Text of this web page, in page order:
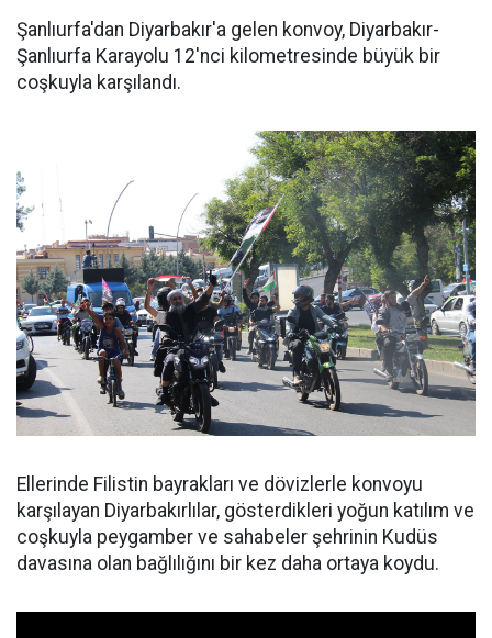
Şanlıurfa'dan Diyarbakır'a gelen konvoy, Diyarbakır-
Şanlıurfa Karayolu 12'nci kilometresinde büyük bir
coşkuyla karşılandı.
Ellerinde Filistin bayrakları ve dövizlerle konvoyu
karşılayan Diyarbakırlılar, gösterdikleri yoğun katılım ve
coşkuyla peygamber ve sahabeler şehrinin Kudüs
davasına olan bağlılığını bir kez daha ortaya koydu.